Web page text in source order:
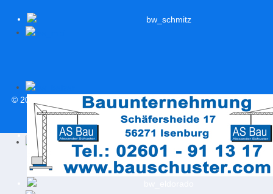
© 2026 svweitersburg.de| Alle Rechte vorbehalten |Impressum
Datenschutzerklärung